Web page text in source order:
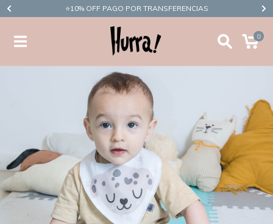
​⭐10% OFF PAGO POR TRANSFERENCIAS
0